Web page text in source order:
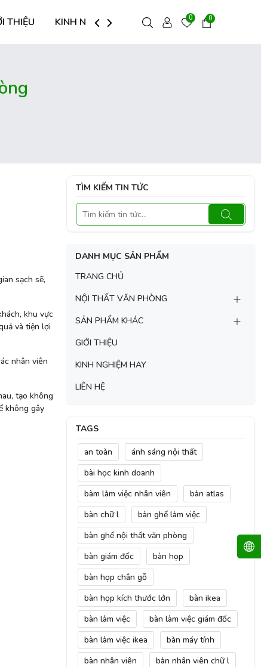
THIỆU KINH NGHIỆM HAY LIÊN HỆ
0 0
sạch sẽ,
khu vực
và tiện lợi
nhân viên
tạo không
không gây
TÌM KIẾM TIN TỨC
DANH MỤC SẢN PHẨM
TRANG CHỦ
NỘI THẤT VĂN PHÒNG
SẢN PHẨM KHÁC
GIỚI THIỆU
KINH NGHIỆM HAY
LIÊN HỆ
TAGS
an toàn
ánh sáng nội thất
bài học kinh doanh
bàm làm việc nhân viên
bàn atlas
bàn chữ l
bàn ghế làm việc
bàn ghế nội thất văn phòng
bàn giám đốc
bàn họp
bàn họp chân gỗ
bàn họp kích thước lớn
bàn ikea
bàn làm việc
bàn làm việc giám đốc
bàn làm việc ikea
bàn máy tính
bàn nhân viên
bàn nhân viên chữ l